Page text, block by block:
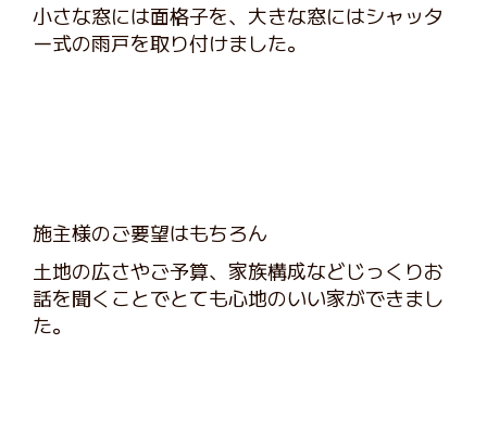
小さな窓には面格子を、大きな窓にはシャッタ
ー式の雨戸を取り付けました。
施主様のご要望はもちろん
土地の広さやご予算、家族構成などじっくりお
話を聞くことでとても心地のいい家ができまし
た。